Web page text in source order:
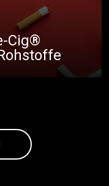
Cig®